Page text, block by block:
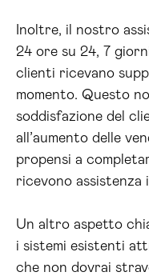
Inoltre, il nostro
24 ore su 24, 7
clienti ricevano
momento. Questo
soddisfazione del
all’aumento delle
propensi a
ricevono assistenza
Un altro aspetto
i sistemi esistenti
che non dovrai